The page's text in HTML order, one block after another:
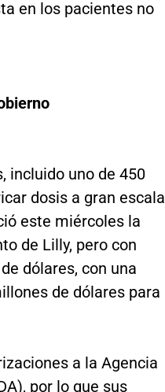
en los pacientes no
incluido uno de 450
dosis a gran escala
este miércoles la
de Lilly, pero con
dólares, con una
de dólares para
a la Agencia
por lo que sus